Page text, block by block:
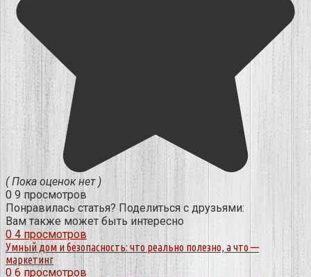
( Пока оценок нет )
0 9 просмотров
Понравилась статья? Поделиться с друзьями:
Вам также может быть интересно
0 4 просмотров
Умный дом и безопасность: что реально полезно, а что —
маркетинг
0 6 просмотров